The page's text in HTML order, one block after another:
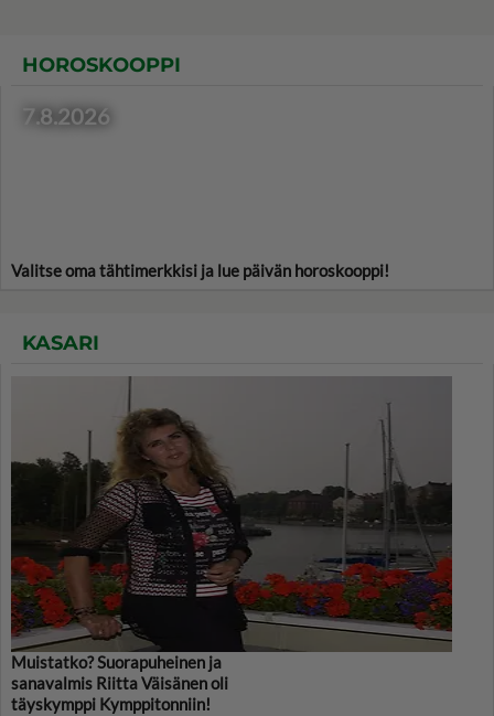
HOROSKOOPPI
7.8.2026
Valitse oma tähtimerkkisi ja lue päivän horoskooppi!
KASARI
Muistatko? Suorapuheinen ja
sanavalmis Riitta Väisänen oli
täyskymppi Kymppitonniin!